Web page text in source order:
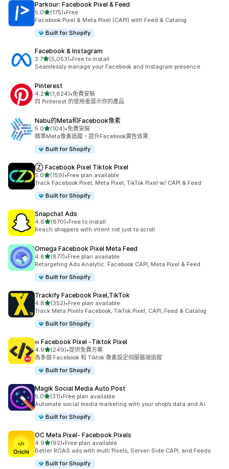
Parkour: Facebook Pixel & Feed
5.0滿分 5 顆星
(175)
共有 175 則評價
•Free
Facebook Pixel & Meta Pixel (CAPI) with Feed & Catalog
Built for Shopify
Facebook & Instagram
3.7滿分 5 顆星
(5,053)
共有 5053 則評價
•Free to install
Seamlessly manage your Facebook and Instagram presence
Pinterest
4.2滿分 5 顆星
(1,624)
共有 1624 則評價
•免費安裝
向 Pinterest 的使用者展示你的產品
Nabu的Meta和Facebook像素
5.0滿分 5 顆星
(104)
共有 104 則評價
•免費安裝
精準Meta像素追蹤，提升Facebook廣告效果
Built for Shopify
Ⓩ Facebook Pixel Tiktok Pixel
5.0滿分 5 顆星
(159)
共有 159 則評價
•Free plan available
Track Facebook Pixel, Meta Pixel, TikTok Pixel w/ CAPI & Feed
Built for Shopify
Snapchat Ads
4.6滿分 5 顆星
(670)
共有 670 則評價
•Free to install
Reach shoppers with intent not just to scroll
Omega Facebook Pixel Meta Feed
4.8滿分 5 顆星
(877)
共有 877 則評價
•Free plan available
Retargeting Ads Analytic: Facebook CAPI, Meta Pixel & Feed
Built for Shopify
Trackify Facebook Pixel,TikTok
4.8滿分 5 顆星
(352)
共有 352 則評價
•Free plan available
Track Meta Pixels Facebook, TikTok Pixel, CAPI, Feed & Catalog
Built for Shopify
∞ Facebook Pixel ‑Tiktok Pixel
4.9滿分 5 顆星
(249)
共有 249 則評價
•提供免費方案
為多個 Facebook 和 Tiktok 像素設定伺服器端追蹤
Built for Shopify
Magik Social Media Auto Post
5.0滿分 5 顆星
(31)
共有 31 則評價
•Free plan available
Automate social media marketing with your shop’s data and AI
Built for Shopify
OC Meta Pixel‑ Facebook Pixels
4.9滿分 5 顆星
(92)
共有 92 則評價
•Free plan available
Better ROAS ads with multi Pixels, Server-Side CAPI, and Feeds
Built for Shopify